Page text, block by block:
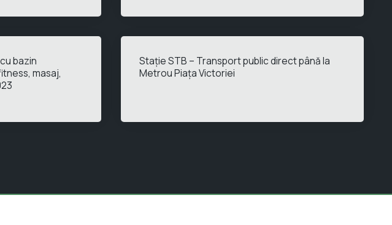
bazin
masaj,
Stație STB – Transport public direct până la
Metrou Piața Victoriei